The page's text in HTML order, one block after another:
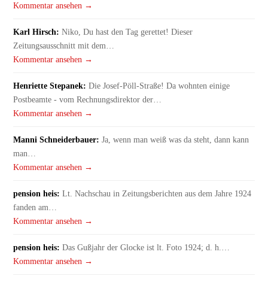
Kommentar ansehen →
Karl Hirsch: Niko, Du hast den Tag gerettet! Dieser
Zeitungsausschnitt mit dem…
Kommentar ansehen →
Henriette Stepanek: Die Josef-Pöll-Straße! Da wohnten einige
Postbeamte - vom Rechnungsdirektor der…
Kommentar ansehen →
Manni Schneiderbauer: Ja, wenn man weiß was da steht, dann kann
man…
Kommentar ansehen →
pension heis: Lt. Nachschau in Zeitungsberichten aus dem Jahre 1924
fanden am…
Kommentar ansehen →
pension heis: Das Gußjahr der Glocke ist lt. Foto 1924; d. h.…
Kommentar ansehen →